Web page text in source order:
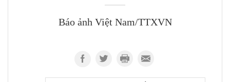
Báo ảnh Việt Nam/TTXVN